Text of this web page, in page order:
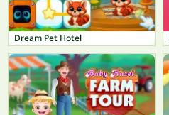
Dream Pet Hotel